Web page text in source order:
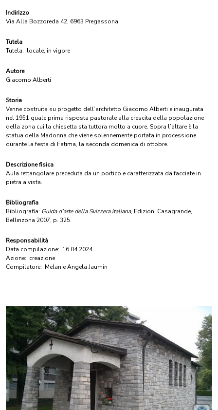
Indirizzo
Via Alla Bozzoreda 42, 6963 Pregassona
Tutela
Tutela: locale, in vigore
Autore
Giacomo Alberti
Storia
Venne costruita su progetto dell’architetto Giacomo Alberti e inaugurata
nel 1951 quale prima risposta pastorale alla crescita della popolazione
della zona cui la chiesetta sta tuttora molto a cuore. Sopra l’altare è la
statua della Madonna che viene solennemente portata in processione
durante la festa di Fatima, la seconda domenica di ottobre.
Descrizione fisica
Aula rettangolare preceduta da un portico e caratterizzata da facciate in
pietra a vista.
Bibliografia
Bibliografia: Guida d’arte della Svizzera italiana, Edizioni Casagrande,
Bellinzona 2007, p. 325.
Responsabilità
Data compilazione: 16.04.2024
Azione: creazione
Compilatore: Melanie Angela Jaumin